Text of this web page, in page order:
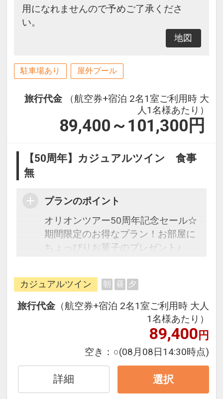
用になれませんので予めご了承くださ
い。
地図
駐車場あり 屋外プール
旅行代金
（航空券+宿泊 2名1室ご利用時 大
人1名様あたり）
89,400～101,300 円
【50周年】カジュアルツイン 食事
無
プランのポイント
オリオンツアー50周年記念セール☆
期間限定のお得なプラン！お部屋に
ちょっぴりお菓子のプレゼント♪
フライトは、安心のJAL（または
JALグループ）確約！フライトマイ
ル50%貯まります。
オプションでレンタカーや現地交
通・体験プランなどの追加（同時予
約）が可能なプランもございます。
シギラセブンマイルズリゾートのほ
ぼ中央に位置し、レジャー施設や温
泉、レストランやショップなどへの
カジュアルツイン 朝 昼 夕
旅行代金 （航空券+宿泊 2名1室ご利用時 大人
1名様あたり）
89,400円
空き： ○(08月08日14:30時点)
詳細 選択